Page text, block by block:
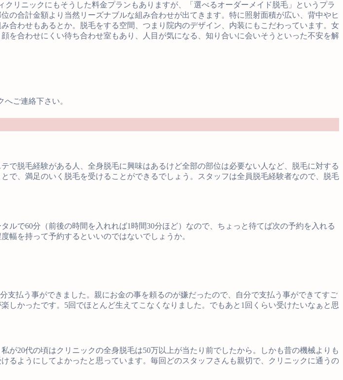
リニックにもそうした料金プランもありますが、「選べるオーダーメイド脱毛」というプラ
の合計金額より当然リーズナブルな組み合わせが出てきます。特に照射面積が広い、背中やヒ
合わせもあるとか。脱毛をする空間、つまり院内のデザイン、内装にもこだわっています。女
を合わせにくい待ち合わせ室もあり、人目が気になる、知り合いに会いそうといった不安を解
ご連絡下さい。
で脱毛経験がある人、全身脱毛に興味はあるけど全部の部位は必要ない人など、脱毛に対する
で、満足のいく脱毛を受けることができるでしょう。スタッフは全員脱毛経験者なので、脱毛
で60分（前後の時間を入れれば1時間30分ほど）なので、ちょっと待てば次の予約を入れる
幅を持って予約するといいのではないでしょうか。
払う事ができました。親にお金の事を頼るのが嫌だったので、自分で支払う事ができてすご
しかったです。5回でほとんど生えてこなくなりました。でもあと1回くらい受けたいなぁと思
20代の頃はクリニックの全身脱毛は50万以上が当たり前でしたから。しかも昔の機械よりも
るようにしてよかったと思っています。毎回どのスタッフさんも親切で、クリニックに通うの